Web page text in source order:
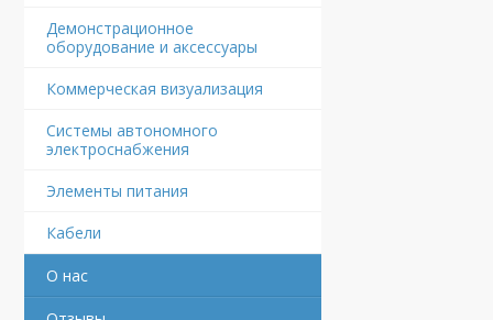
Демонстрационное
оборудование и аксессуары
Коммерческая визуализация
Системы автономного
электроснабжения
Элементы питания
Кабели
О нас